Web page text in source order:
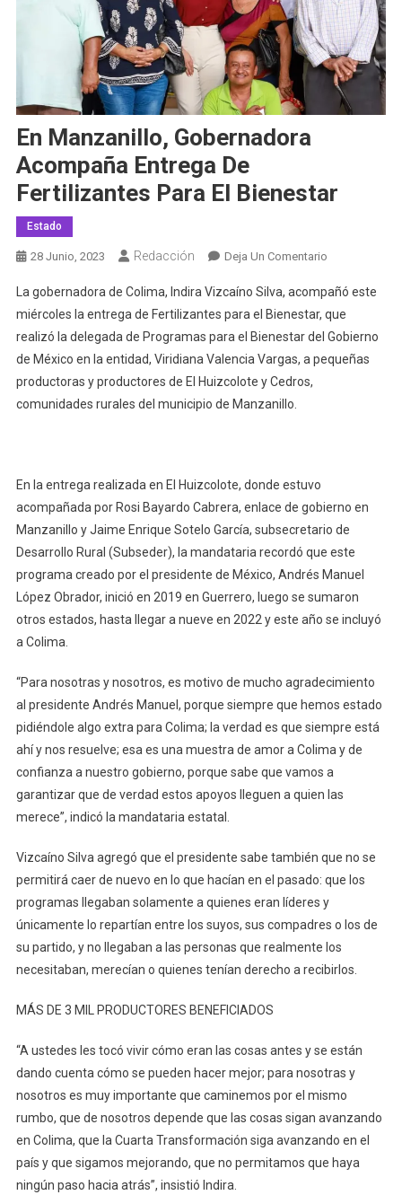
En Manzanillo, Gobernadora
Acompaña Entrega De
Fertilizantes Para El Bienestar
Estado
28 Junio, 2023 Redacción Deja Un ComentarioEn
Manzanillo,
Gobernadora
Acompaña
Entrega
La gobernadora de Colima, Indira Vizcaíno Silva, acompañó este
miércoles la entrega de Fertilizantes para el Bienestar, que
realizó la delegada de Programas para el Bienestar del Gobierno
de México en la entidad, Viridiana Valencia Vargas, a pequeñas
productoras y productores de El Huizcolote y Cedros,
comunidades rurales del municipio de Manzanillo.
En la entrega realizada en El Huizcolote, donde estuvo
acompañada por Rosi Bayardo Cabrera, enlace de gobierno en
Manzanillo y Jaime Enrique Sotelo García, subsecretario de
Desarrollo Rural (Subseder), la mandataria recordó que este
programa creado por el presidente de México, Andrés Manuel
López Obrador, inició en 2019 en Guerrero, luego se sumaron
otros estados, hasta llegar a nueve en 2022 y este año se incluyó
a Colima.
“Para nosotras y nosotros, es motivo de mucho agradecimiento
al presidente Andrés Manuel, porque siempre que hemos estado
pidiéndole algo extra para Colima; la verdad es que siempre está
ahí y nos resuelve; esa es una muestra de amor a Colima y de
confianza a nuestro gobierno, porque sabe que vamos a
garantizar que de verdad estos apoyos lleguen a quien las
merece”, indicó la mandataria estatal.
Vizcaíno Silva agregó que el presidente sabe también que no se
permitirá caer de nuevo en lo que hacían en el pasado: que los
programas llegaban solamente a quienes eran líderes y
únicamente lo repartían entre los suyos, sus compadres o los de
su partido, y no llegaban a las personas que realmente los
necesitaban, merecían o quienes tenían derecho a recibirlos.
MÁS DE 3 MIL PRODUCTORES BENEFICIADOS
“A ustedes les tocó vivir cómo eran las cosas antes y se están
dando cuenta cómo se pueden hacer mejor; para nosotras y
nosotros es muy importante que caminemos por el mismo
rumbo, que de nosotros depende que las cosas sigan avanzando
en Colima, que la Cuarta Transformación siga avanzando en el
país y que sigamos mejorando, que no permitamos que haya
ningún paso hacia atrás”, insistió Indira.